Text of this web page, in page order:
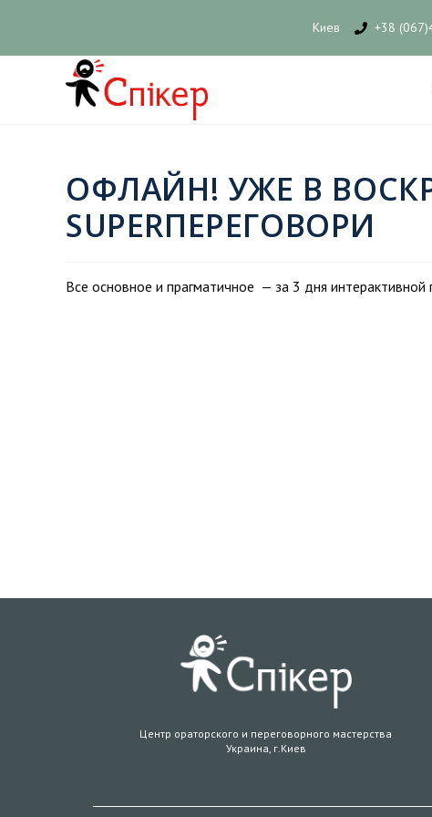
Киев +38
ОФЛАЙН! УЖЕ В
SUPERПЕРЕГОВОРИ
Все основное и прагматичное — за 3 дня интерактивной
Центр ораторского и переговорного мастерства
Украина, г.Киев